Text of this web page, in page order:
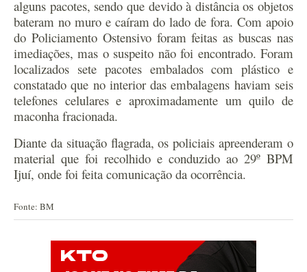
alguns pacotes, sendo que devido à distância os objetos
bateram no muro e caíram do lado de fora. Com apoio
do Policiamento Ostensivo foram feitas as buscas nas
imediações, mas o suspeito não foi encontrado. Foram
localizados sete pacotes embalados com plástico e
constatado que no interior das embalagens haviam seis
telefones celulares e aproximadamente um quilo de
maconha fracionada.
Diante da situação flagrada, os policiais apreenderam o
material que foi recolhido e conduzido ao 29º BPM
Ijuí, onde foi feita comunicação da ocorrência.
Fonte: BM